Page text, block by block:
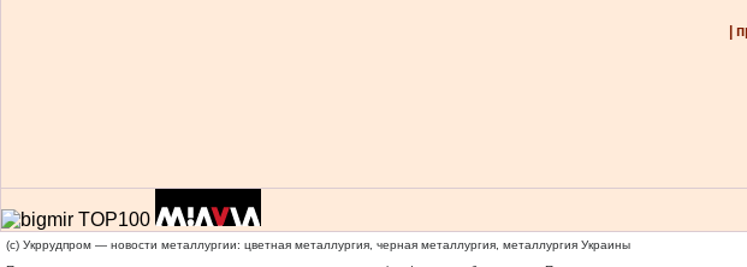
|
(c) Укррудпром — новости металлургии: цветная металлургия, черная металлургия, металлургия Украины